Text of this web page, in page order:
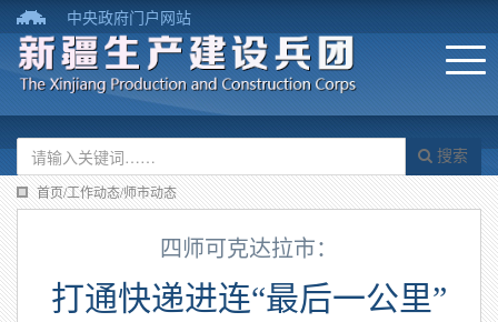
中央政府门户网站
搜索
首页/工作动态/师市动态
四师可克达拉市：
打通快递进连“最后一公里”